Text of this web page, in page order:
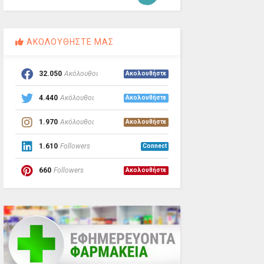
ΑΚΟΛΟΥΘΗΣΤΕ ΜΑΣ
32.050 Ακόλουθοι Ακολουθήστε
4.440 Ακόλουθοι Ακολουθήστε
1.970 Ακόλουθοι Ακολουθήστε
1.610 Followers Connect
660 Followers Ακολουθήστε